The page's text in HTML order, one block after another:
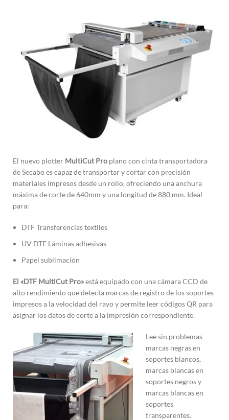
El nuevo plotter MultiCut Pro plano con cinta transportadora
de Secabo es capaz de transportar y cortar con precisión
materiales impresos desde un rollo, ofreciendo una anchura
máxima de corte de 640mm y una longitud de 880 mm. Ideal
para:
DTF Transferencias textiles
UV DTF Láminas adhesivas
Papel sublimación
El «DTF MultiCut Pro»está equipado con una cámara CCD de
alto rendimiento que detecta marcas de registro de los soportes
impresos a la velocidad del rayo y permite leer códigos QR para
asignar los datos de corte a la impresión correspondiente.
Lee sin problemas
marcas negras en
soportes blancos,
marcas blancas en
soportes negros y
marcas blancas en
soportes
transparentes.